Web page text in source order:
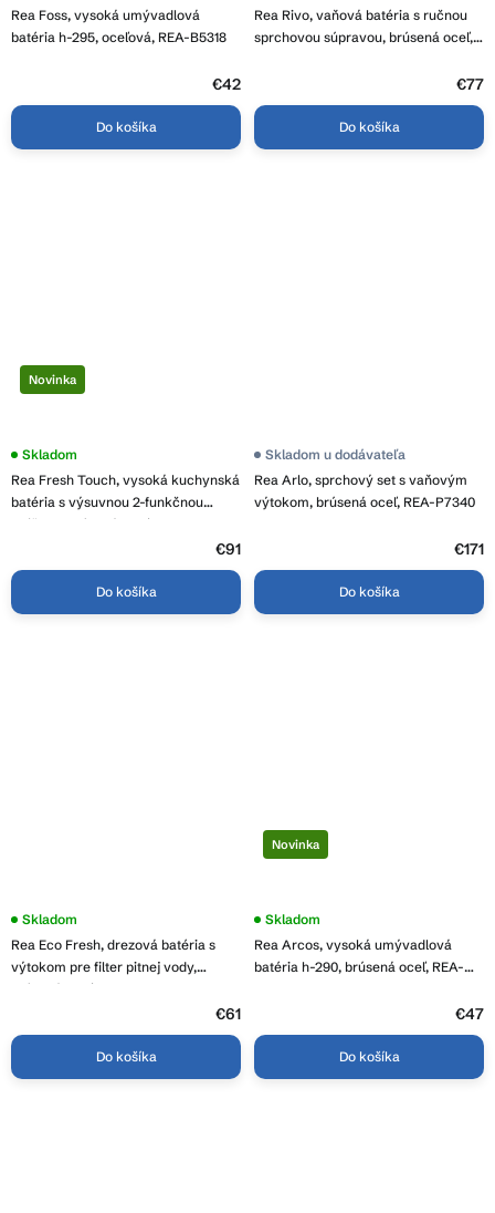
Rea Foss, vysoká umývadlová
batéria h-295, oceľová, REA-B5318
€42
Do košíka
Rea Rivo, vaňová batéria s ručnou
sprchovou súpravou, brúsená oceľ,
€77
Do košíka
Novinka
Rea Fresh Touch, vysoká kuchynská
batéria s výsuvnou 2-funkčnou
spŕškou, brúsená oceľ, REA-B6735
Skladom
€91
Do košíka
Rea Arlo, sprchový set s vaňovým
výtokom, brúsená oceľ, REA-P7340
Skladom u dodávateľa
€171
Do košíka
Rea Eco Fresh, drezová batéria s
výtokom pre filter pitnej vody,
brúsená oceľ, REA-B7563
Skladom
€61
Do košíka
Novinka
Rea Arcos, vysoká umývadlová
batéria h-290, brúsená oceľ, REA-
Skladom
€47
Do košíka